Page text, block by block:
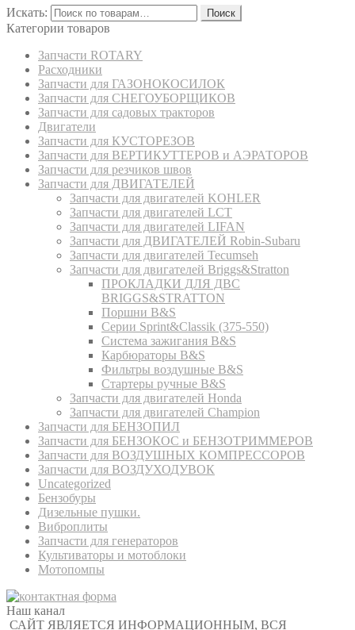
Искать: Поиск
Категории товаров
Запчасти ROTARY
Расходники
Запчасти для ГАЗОНОКОСИЛОК
Запчасти для СНЕГОУБОРЩИКОВ
Запчасти для садовых тракторов
Двигатели
Запчасти для КУСТОРЕЗОВ
Запчасти для ВЕРТИКУТТЕРОВ и АЭРАТОРОВ
Запчасти для резчиков швов
Запчасти для ДВИГАТЕЛЕЙ
Запчасти для двигателей KOHLER
Запчасти для двигателей LCT
Запчасти для двигателей LIFAN
Запчасти для ДВИГАТЕЛЕЙ Robin-Subaru
Запчасти для двигателей Tecumseh
Запчасти для двигателей Briggs&Stratton
ПРОКЛАДКИ ДЛЯ ДВС
BRIGGS&STRATTON
Поршни B&S
Серии Sprint&Classik (375-550)
Система зажигания B&S
Карбюраторы B&S
Фильтры воздушные B&S
Стартеры ручные B&S
Запчасти для двигателей Honda
Запчасти для двигателей Champion
Запчасти для БЕНЗОПИЛ
Запчасти для БЕНЗОКОС и БЕНЗОТРИММЕРОВ
Запчасти для ВОЗДУШНЫХ КОМПРЕССОРОВ
Запчасти для ВОЗДУХОДУВОК
Uncategorized
Бензобуры
Дизельные пушки.
Виброплиты
Запчасти для генераторов
Культиваторы и мотоблоки
Мотопомпы
Наш канал
САЙТ ЯВЛЯЕТСЯ ИНФОРМАЦИОННЫМ, ВСЯ